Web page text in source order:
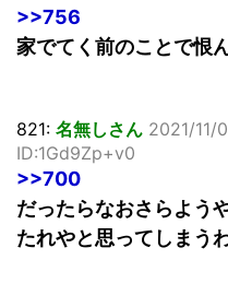
>>756
家でてく前のことで恨
821: 名無しさん 2021/11/
ID:1Gd9Zp+v0
>>700
だったらなおさらよう
たれやと思ってしまう